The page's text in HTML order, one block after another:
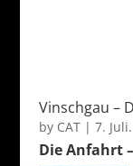
Vinschgau –
by CAT| 7.
Die Anfahrt